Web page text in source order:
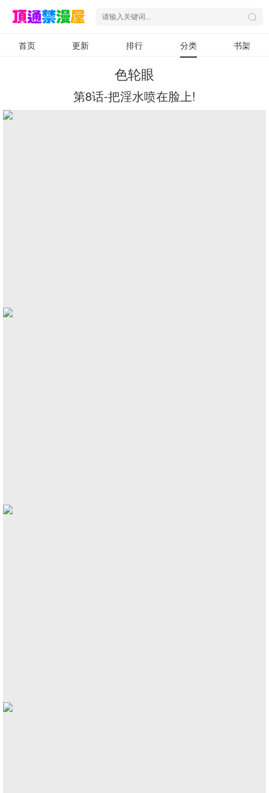
首页 更新 排行 分类 书架
色轮眼
第8话-把淫水喷在脸上!